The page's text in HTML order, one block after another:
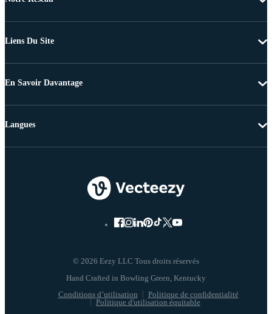
Liens Du Site
En Savoir Davantage
© 2026 Eezy LLC Tous droits réservés
Conditions d’utilisation
Politique de confidentialité
Politique d'utilisation équitable
Langues